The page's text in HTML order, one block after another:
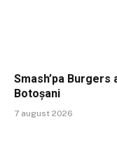
Smash’pa
Botoșani
7 august 2026